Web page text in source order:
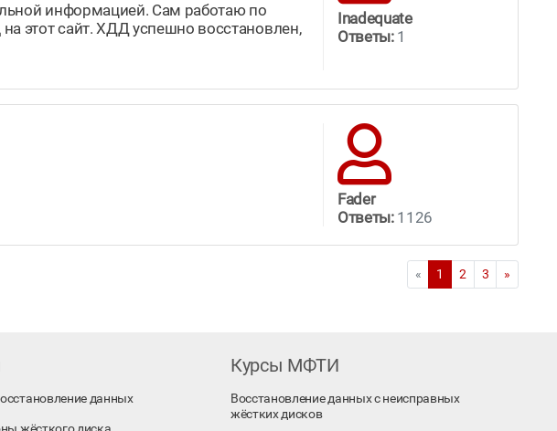
информацией. Сам работаю по
этот сайт. ХДД успешно восстановлен,
Inadequate
Ответы:1
Fader
Ответы:1126
« 1 2 3 »
данных
Курсы МФТИ
Восстановление данных с неисправных
жёстких дисков